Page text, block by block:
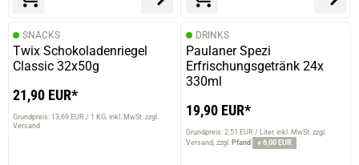
SNACKS
Twix Schokoladenriegel
Classic 32x50g
21,90 EUR*
Grundpreis: 13,69 EUR / 1 KG inkl. MwSt. zzgl.
Versand
DRINKS
Paulaner Spezi
Erfrischungsgetränk 24x
330ml
19,90 EUR*
Grundpreis: 2,51 EUR / Liter inkl. MwSt. zzgl.
Versand zzgl. Pfand + 6,00 EUR